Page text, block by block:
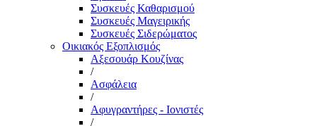
Συσκευές Καθαρισμού
Συσκευές Μαγειρικής
Συσκευές Σιδερώματος
Οικιακός Εξοπλισμός
Αξεσουάρ Κουζίνας
/
Ασφάλεια
/
Αφυγραντήρες - Ιονιστές
/